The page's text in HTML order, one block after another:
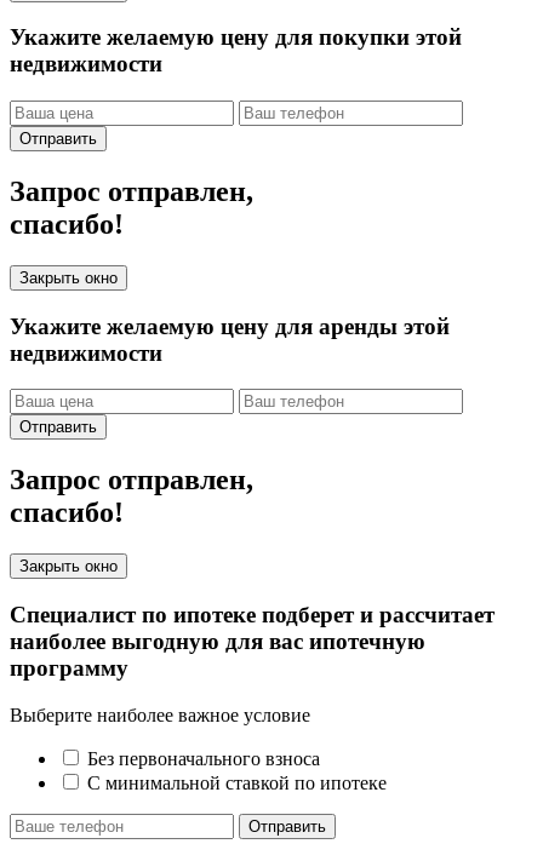
Укажите желаемую цену для покупки этой
недвижимости
Отправить
Запрос отправлен,
спасибо!
Закрыть окно
Укажите желаемую цену для аренды этой
недвижимости
Отправить
Запрос отправлен,
спасибо!
Закрыть окно
Специалист по ипотеке подберет и рассчитает
наиболее выгодную для вас ипотечную
программу
Выберите наиболее важное условие
Без первоначального взноса
С минимальной ставкой по ипотеке
Отправить